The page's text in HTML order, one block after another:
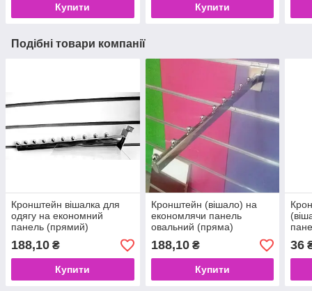
Купити Купити
Подібні товари компанії
Кронштейн вішалка для
одягу на економний
панель (прямий)
188,10 ₴
Купити
Кронштейн (вішало) на
економлячи панель
овальний (пряма)
188,10₴
Купити
36